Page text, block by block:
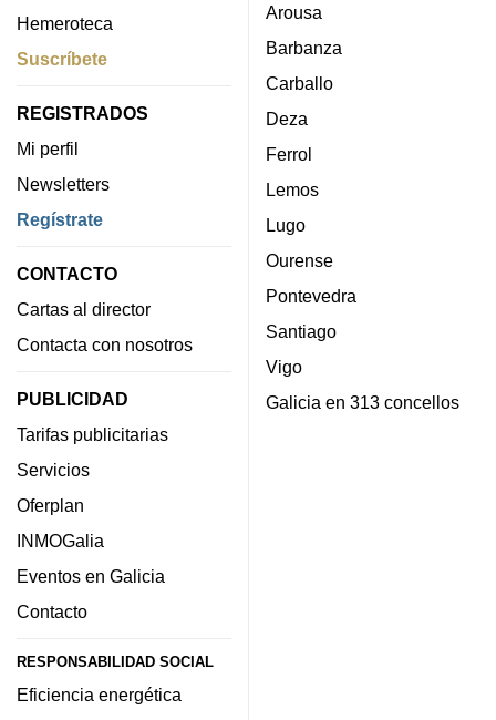
Hemeroteca
Suscríbete
REGISTRADOS
Mi perfil
Newsletters
Regístrate
CONTACTO
Cartas al director
Contacta con nosotros
PUBLICIDAD
Tarifas publicitarias
Servicios
Oferplan
INMOGalia
Eventos en Galicia
Contacto
RESPONSABILIDAD SOCIAL
Eficiencia energética
Arousa
Barbanza
Carballo
Deza
Ferrol
Lemos
Lugo
Ourense
Pontevedra
Santiago
Vigo
Galicia en 313 concellos